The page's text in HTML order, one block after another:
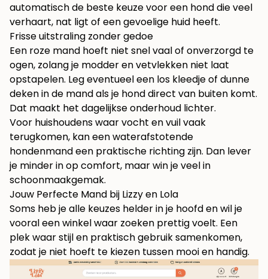
automatisch de beste keuze voor een hond die veel
verhaart, nat ligt of een gevoelige huid heeft.
Frisse uitstraling zonder gedoe
Een roze mand hoeft niet snel vaal of onverzorgd te
ogen, zolang je modder en vetvlekken niet laat
opstapelen. Leg eventueel een los kleedje of dunne
deken in de mand als je hond direct van buiten komt.
Dat maakt het dagelijkse onderhoud lichter.
Voor huishoudens waar vocht en vuil vaak
terugkomen, kan eenwaterafstotende
hondenmandeen praktische richting zijn. Dan lever
je minder in op comfort, maar win je veel in
schoonmaakgemak.
Jouw Perfecte Mand bij Lizzy en Lola
Soms heb je alle keuzes helder in je hoofd en wil je
vooral een winkel waar zoeken prettig voelt. Een
plek waar stijl en praktisch gebruik samenkomen,
zodat je niet hoeft te kiezen tussen mooi en handig.